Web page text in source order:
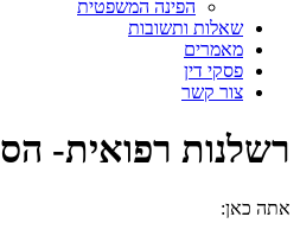
הפינה המשפטית
שאלות ותשובות
מאמרים
פסקי דין
צור קשר
רשלנות רפואית-
אתה כאן: